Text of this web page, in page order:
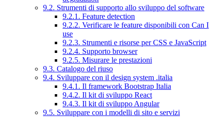
9.2. Strumenti di supporto allo sviluppo del software
9.2.1. Feature detection
9.2.2. Verificare le feature disponibili con Can I
use
9.2.3. Strumenti e risorse per CSS e JavaScript
9.2.4. Supporto browser
9.2.5. Misurare le prestazioni
9.3. Catalogo del riuso
9.4. Sviluppare con il design system .italia
9.4.1. Il framework Bootstrap Italia
9.4.2. Il kit di sviluppo React
9.4.3. Il kit di sviluppo Angular
9.5. Sviluppare con i modelli di sito e servizi